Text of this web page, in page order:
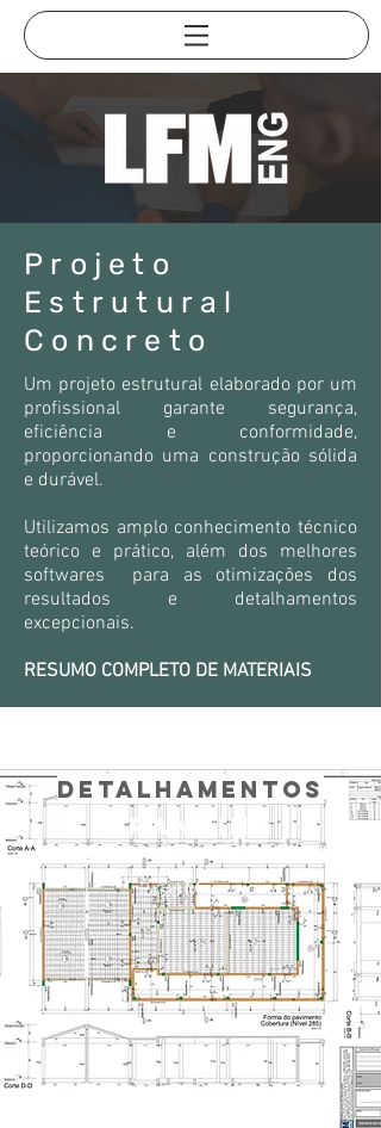
Projeto
Estrutural
Concreto
Um projeto estrutural elaborado por um
profissional garante segurança,
eficiência e conformidade,
proporcionando uma construção sólida
e durável.
Utilizamos amplo conhecimento técnico
teórico e prático, além dos melhores
softwares para as otimizações dos
resultados e detalhamentos
excepcionais.
RESUMO COMPLETO DE MATERIAIS
DETALHAMENTOS
Branding
Read More >